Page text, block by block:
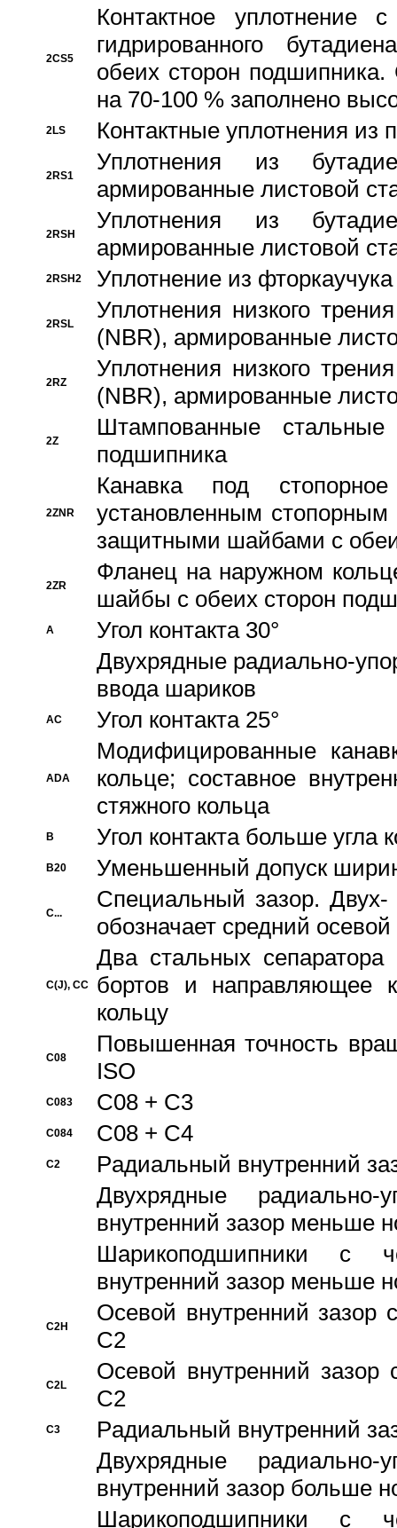
2CS5
Контактное уплотнение
гидрированного
обеих сторон
на 70-100 % заполнено
2LS Контактные уплотнения из
2RS1
Уплотнения из
армированные листовой
2RSH
Уплотнения из
армированные листовой
2RSH2 Уплотнение из
2RSL
Уплотнения низкого
(NBR), армированные
2RZ
Уплотнения низкого
(NBR), армированные
2Z
Штампованные
подшипника
2ZNR
Канавка под
установленным
защитными шайбами с
2ZR
Фланец на наружном
шайбы с обеих сторон
A
Угол контакта 30°
Двухрядные радиально-
ввода шариков
AC Угол контакта 25°
ADA
Модифицированные
кольце; составное
стяжного кольца
B Угол контакта больше угла
B20 Уменьшенный допуск
C...
Специальный зазор.
обозначает средний
C(J), CC
Два стальных сепаратора
бортов и направляющее
кольцу
C08
Повышенная точность
ISO
C083 C08 + C3
C084 C08 + C4
C2
Pадиальный внутренний
Двухрядные радиально-
внутренний зазор меньше
Шарикоподшипники с
внутренний зазор меньше
C2H
Осевой внутренний зазор
C2
C2L
Осевой внутренний зазор
C2
C3
Pадиальный внутренний
Двухрядные радиально-
внутренний зазор больше
Шарикоподшипники с